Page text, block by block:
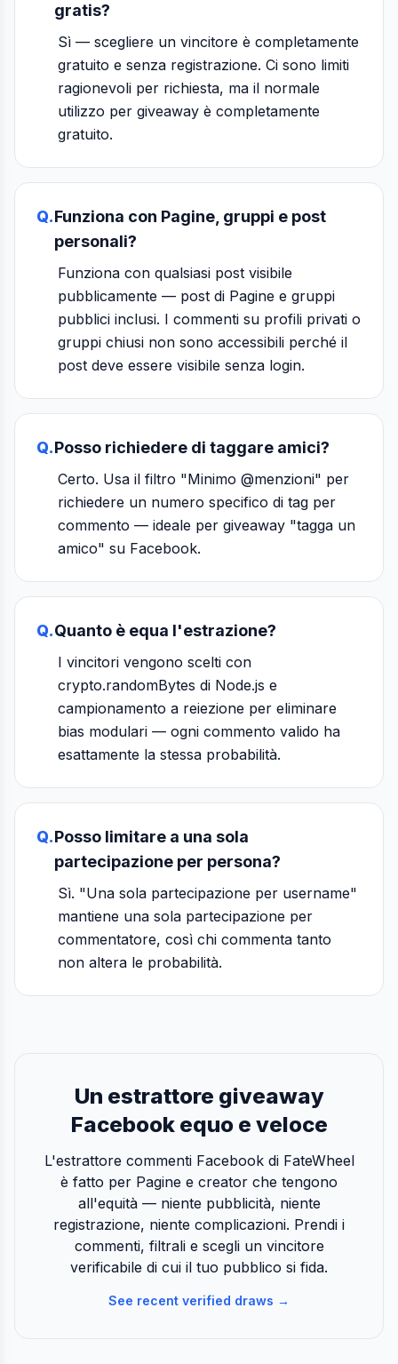
gratis?
Sì — scegliere un vincitore è completamente
gratuito e senza registrazione. Ci sono limiti
ragionevoli per richiesta, ma il normale
utilizzo per giveaway è completamente
gratuito.
Q.Funziona con Pagine, gruppi e post
personali?
Funziona con qualsiasi post visibile
pubblicamente — post di Pagine e gruppi
pubblici inclusi. I commenti su profili privati o
gruppi chiusi non sono accessibili perché il
post deve essere visibile senza login.
Q.Posso richiedere di taggare amici?
Certo. Usa il filtro "Minimo @menzioni" per
richiedere un numero specifico di tag per
commento — ideale per giveaway "tagga un
amico" su Facebook.
Q.Quanto è equa l'estrazione?
I vincitori vengono scelti con
crypto.randomBytes di Node.js e
campionamento a reiezione per eliminare
bias modulari — ogni commento valido ha
esattamente la stessa probabilità.
Q.Posso limitare a una sola
partecipazione per persona?
Sì. "Una sola partecipazione per username"
mantiene una sola partecipazione per
commentatore, così chi commenta tanto
non altera le probabilità.
Un estrattore giveaway
Facebook equo e veloce
L'estrattore commenti Facebook di FateWheel
è fatto per Pagine e creator che tengono
all'equità — niente pubblicità, niente
registrazione, niente complicazioni. Prendi i
commenti, filtrali e scegli un vincitore
verificabile di cui il tuo pubblico si fida.
See recent verified draws →